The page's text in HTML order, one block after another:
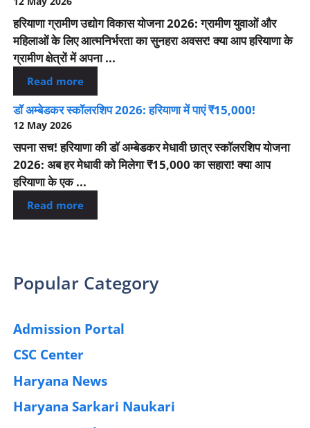
हरियाणा ग्रामीण उद्योग विकास योजना 2026: ग्रामीण युवाओं और
महिलाओं के लिए आत्मनिर्भरता का सुनहरा अवसर! क्या आप हरियाणा के
ग्रामीण क्षेत्रों में अपना ...
Read more
डॉ अम्बेडकर स्कॉलरशिप 2026: हरियाणा में पाएं ₹15,000!
12 May 2026
सपना सच! हरियाणा की डॉ अम्बेडकर मेधावी छात्र स्कॉलरशिप योजना
2026: अब हर मेधावी को मिलेगा ₹15,000 का सहारा! क्या आप
हरियाणा के एक ...
Read more
Popular Category
Admission Portal
CSC Center
Haryana News
Haryana Sarkari Naukari